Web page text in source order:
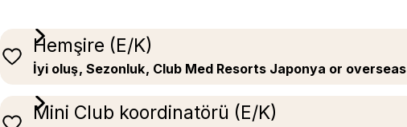
Hemşire (E/K)
İyi oluş, Sezonluk, Club Med Resorts Japonya or overseas
Mini Club koordinatörü (E/K)